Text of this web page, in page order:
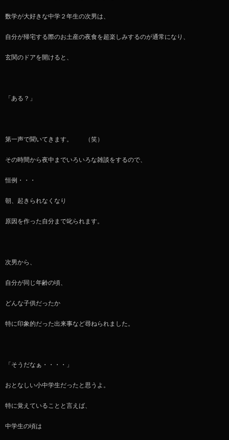
数学が大好きな中学２年生の次男は、
自分が帰宅する際のお土産の夜食を超楽しみするのが通常になり、
玄関のドアを開けると、
「ある？」
第一声で聞いてきます。 （笑）
その時間から夜中までいろいろな雑談をするので、
恒例・・・
朝、起きられなくなり
原因を作った自分まで叱られます。
次男から、
自分が同じ年齢の頃、
どんな子供だったか
特に印象的だった出来事など尋ねられました。
「そうだなぁ・・・・」
おとなしい小中学生だったと思うよ。
特に覚えていることと言えば、
中学生の頃は